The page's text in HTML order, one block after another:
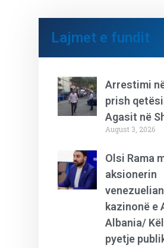
Lajmet e fundit
Arrestimi
prish
Agasit në
August 3, 2026
Olsi Rama
aksionerin
kazinonë e
Albania/
pyetje